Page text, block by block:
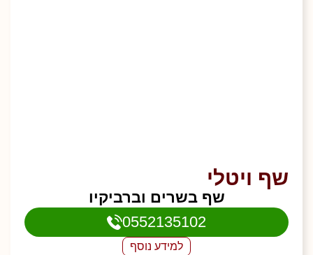
שף ויטלי
שף בשרים וברביקיו
0552135102
למידע נוסף